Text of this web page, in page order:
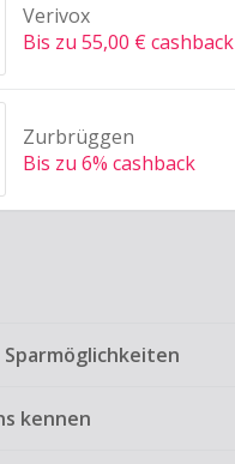
Verivox
Bis zu 55,00 € cashback
Zurbrüggen
Bis zu 6% cashback
kennen